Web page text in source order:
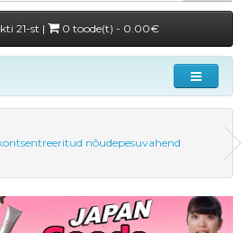
21-st | 0 toode(t) - 0.00€
nõudepesuvahend